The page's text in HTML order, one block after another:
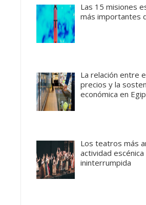
Las 15 misiones
más importantes
La relación entre
precios y la
económica en
Los teatros más
actividad escénica
ininterrumpida